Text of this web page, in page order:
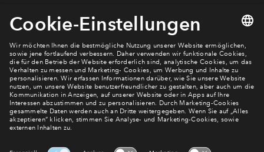
E-Mail-Adresse
Abonnieren
Möchten Sie wissen, was wir mit Ihren Daten machen? Klicken Sie hier
für unsereDatenschutzerklärung
Sie haben eine Frage? Dann rufen Sie uns gerne an
(+496950603738)
das Formular: